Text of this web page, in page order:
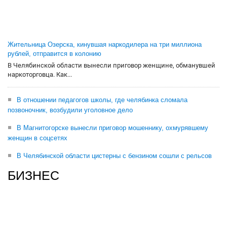
Жительница Озерска, кинувшая наркодилера на три миллиона
рублей, отправится в колонию
В Челябинской области вынесли приговор женщине, обманувшей
наркоторговца. Как...
В отношении педагогов школы, где челябинка сломала
позвоночник, возбудили уголовное дело
В Магнитогорске вынесли приговор мошеннику, охмурявшему
женщин в соцсетях
В Челябинской области цистерны с бензином сошли с рельсов
БИЗНЕС